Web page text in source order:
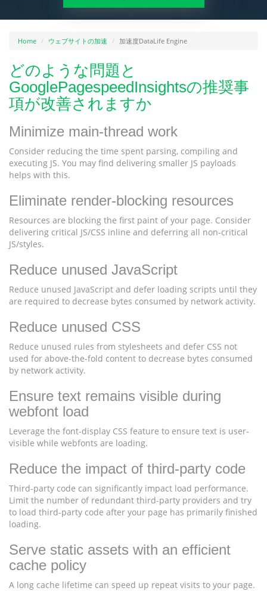
Home ウェブサイトの加速 加速度DataLife Engine
どのような問題と
GooglePagespeedInsightsの推奨事
項が改善されますか
Minimize main-thread work
Consider reducing the time spent parsing, compiling and
executing JS. You may find delivering smaller JS payloads
helps with this.
Eliminate render-blocking resources
Resources are blocking the first paint of your page. Consider
delivering critical JS/CSS inline and deferring all non-critical
JS/styles.
Reduce unused JavaScript
Reduce unused JavaScript and defer loading scripts until they
are required to decrease bytes consumed by network activity.
Reduce unused CSS
Reduce unused rules from stylesheets and defer CSS not
used for above-the-fold content to decrease bytes consumed
by network activity.
Ensure text remains visible during
webfont load
Leverage the font-display CSS feature to ensure text is user-
visible while webfonts are loading.
Reduce the impact of third-party code
Third-party code can significantly impact load performance.
Limit the number of redundant third-party providers and try
to load third-party code after your page has primarily finished
loading.
Serve static assets with an efficient
cache policy
A long cache lifetime can speed up repeat visits to your page.